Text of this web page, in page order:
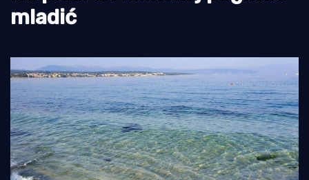
Ekologija
mladić